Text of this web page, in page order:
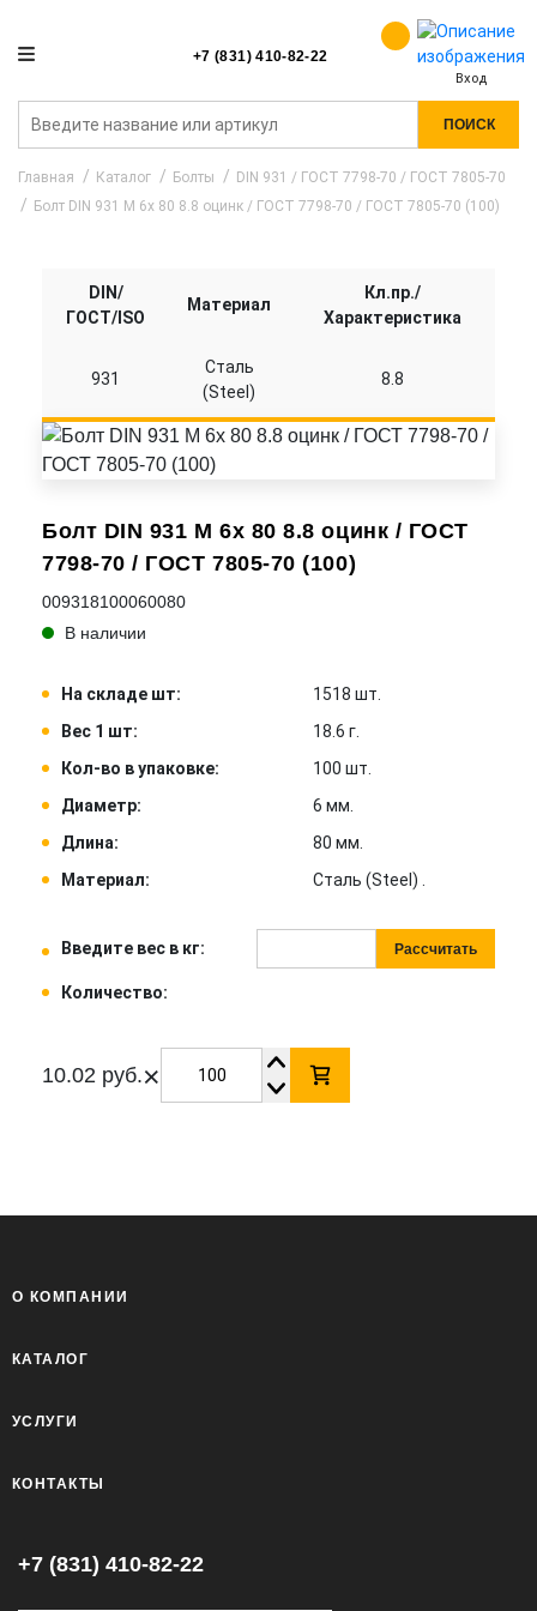
+7 (831) 410-82-22
Вход
ПОИСК
Главная Каталог Болты
DIN 931 / ГОСТ 7798-70 / ГОСТ 7805-70
Болт DIN 931 M 6x 80 8.8 оцинк / ГОСТ 7798-70 / ГОСТ 7805-70 (100)
Болт DIN 931 M 6x 80 8.8 оцинк / ГОСТ
7798-70 / ГОСТ 7805-70 (100)
009318100060080
В наличии
На складе шт:
1518 шт.
Вес 1 шт:
18.6 г.
Кол-во в упаковке:
100 шт.
Диаметр:
6 мм.
Длина:
80 мм.
Материал:
Сталь (Steel) .
Введите вес в кг: Рассчитать
Количество:
10.02 руб.×
DIN/
ГОСТ/ISO
Материал
Кл.пр./
Характеристика
931
Сталь
(Steel)
8.8
О КОМПАНИИ
КАТАЛОГ
УСЛУГИ
КОНТАКТЫ
+7 (831) 410-82-22